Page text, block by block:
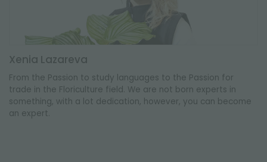
Xenia Lazareva
From the Passion to study languages ​​to the Passion for
trade in the Floriculture field. We are not born experts in
something, with a lot dedication, however, you can become
an expert.